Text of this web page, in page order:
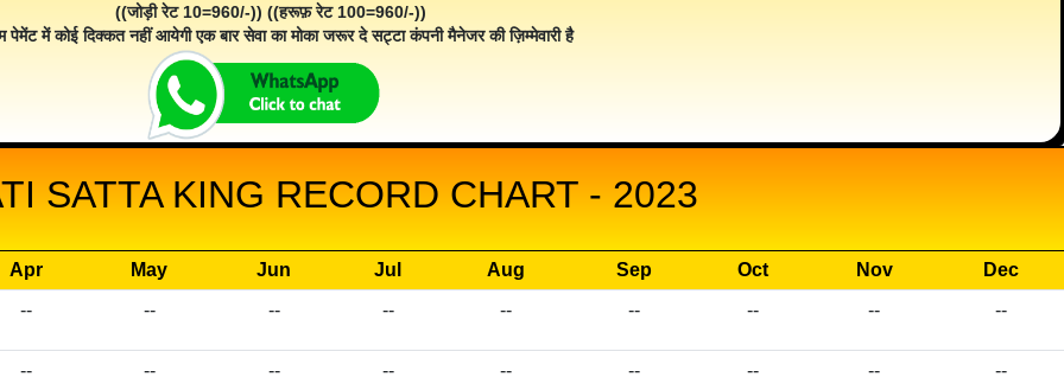
((जोड़ी रेट 10=960/-)) ((हरूफ़ रेट 100=960/-))
पेमेंट में कोई दिक्कत नहीं आयेगी एक बार सेवा का मोका जरूर दे सट्टा कंपनी मैनेजर की ज़िम्मेवारी है
SATTA KING RECORD CHART - 2023
Apr May Jun Jul Aug Sep Oct Nov
Dec
-- -- -- -- -- -- -- -- --
-- -- -- -- -- -- -- -- --